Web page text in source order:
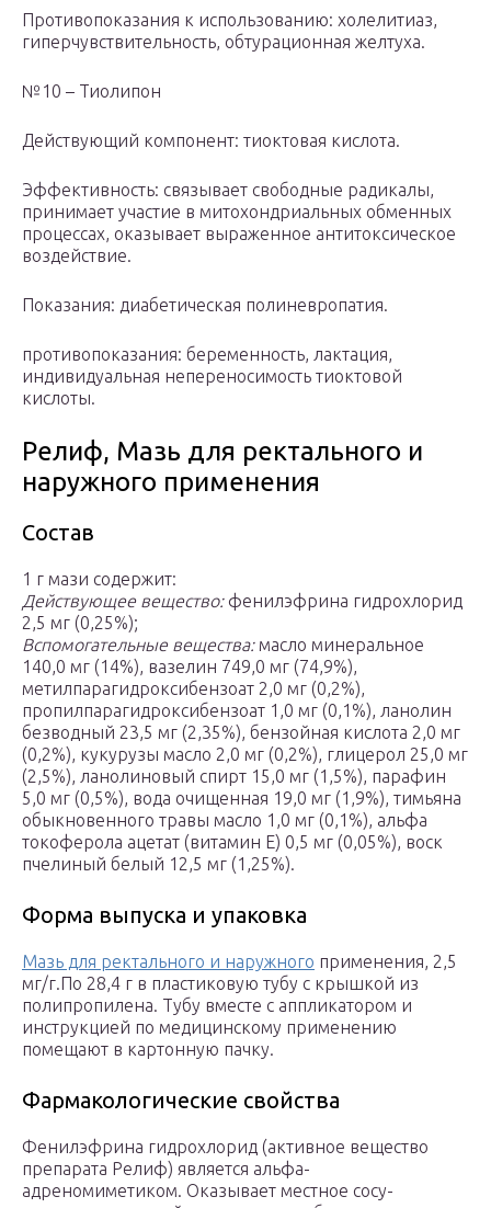
Противопоказания к использованию: холелитиаз,
гиперчувствительность, обтурационная желтуха.
№10 – Тиолипон
Действующий компонент: тиоктовая кислота.
Эффективность: связывает свободные радикалы,
принимает участие в митохондриальных обменных
процессах, оказывает выраженное антитоксическое
воздействие.
Показания: диабетическая полиневропатия.
противопоказания: беременность, лактация,
индивидуальная непереносимость тиоктовой
кислоты.
Релиф, Мазь для ректального и
наружного применения
Состав
1 г мази содержит:
Действующее вещество:фенилэфрина гидрохлорид
2,5 мг (0,25%);
Вспомогательные вещества:масло минеральное
140,0 мг (14%), вазелин 749,0 мг (74,9%),
метилпарагидроксибензоат 2,0 мг (0,2%),
пропилпарагидроксибензоат 1,0 мг (0,1%), ланолин
безводный 23,5 мг (2,35%), бензойная кислота 2,0 мг
(0,2%), кукурузы масло 2,0 мг (0,2%), глицерол 25,0 мг
(2,5%), ланолиновый спирт 15,0 мг (1,5%), парафин
5,0 мг (0,5%), вода очищенная 19,0 мг (1,9%), тимьяна
обыкновенного травы масло 1,0 мг (0,1%), альфа
токоферола ацетат (витамин Е) 0,5 мг (0,05%), воск
пчелиный белый 12,5 мг (1,25%).
Форма выпуска и упаковка
Мазь для ректального и наружного примене­ния, 2,5
мг/г.По 28,4 г в пластиковую тубу с крышкой из
полипропилена. Тубу вместе с аппликатором и
инструкцией по медицинскому примене­нию
помещают в картонную пачку.
Фармакологические свойства
Фенилэфрина гидрохлорид (активное вещество
препарата Релиф) является альфа-
адреномиметиком. Оказывает местное сосу­